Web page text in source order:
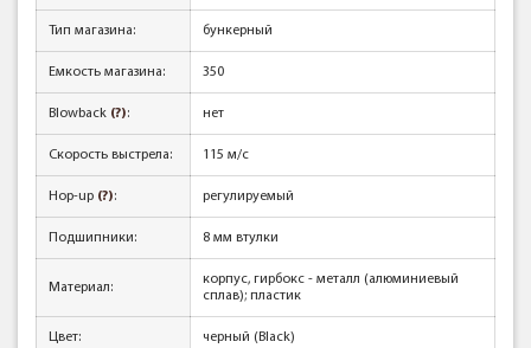
Тип магазина: бункерный
Емкость магазина: 350
Blowback (?): нет
Скорость выстрела: 115 м/с
Hop-up (?): регулируемый
Подшипники: 8 мм втулки
Материал:
корпус, гирбокс - металл (алюминиевый
сплав); пластик
Цвет: черный (Black)